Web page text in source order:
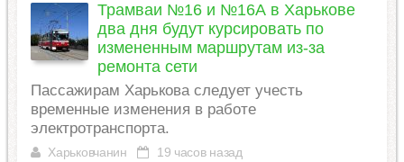
Трамваи №16 и №16А в Харькове
два дня будут курсировать по
измененным маршрутам из-за
ремонта сети
Пассажирам Харькова следует учесть
временные изменения в работе
электротранспорта.
Харьковчанин 19 часов назад